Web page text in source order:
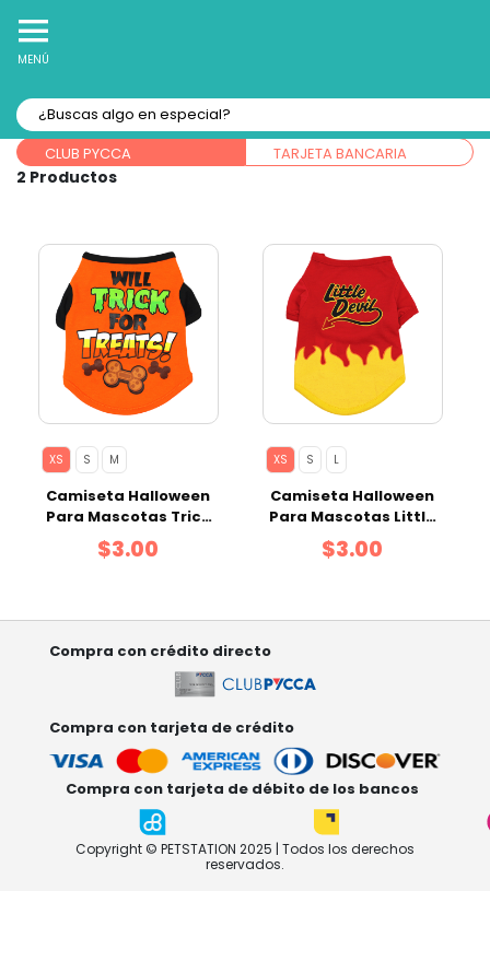
MENÚ
Forma de pago:
CLUB PYCCA TARJETA BANCARIA
2
Ordenar por:
XS S M
Camiseta Halloween
Para Mascotas Trick
For Treats XS
$3.00
XS S L
Camiseta Halloween
Para Mascotas Little
Devil XS
$3.00
Compra con crédito directo
Compra con tarjeta de crédito
Compra con tarjeta de débito de los bancos
Copyright © PETSTATION 2025 | Todos los derechos
reservados.